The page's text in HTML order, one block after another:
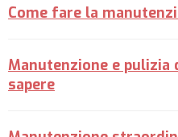
Come fare la
Manutenzione e pulizia
sapere